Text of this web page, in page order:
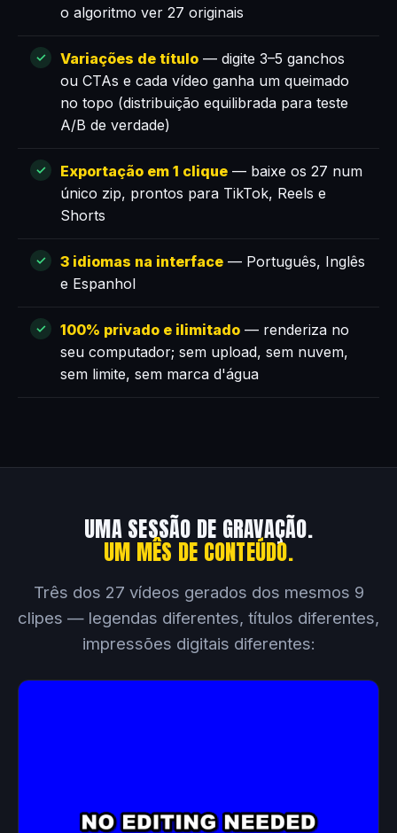
o algoritmo ver 27 originais
Variações de título — digite 3–5 ganchos
ou CTAs e cada vídeo ganha um queimado
no topo (distribuição equilibrada para teste
A/B de verdade)
Exportação em 1 clique — baixe os 27 num
único zip, prontos para TikTok, Reels e
Shorts
3 idiomas na interface — Português, Inglês
e Espanhol
100% privado e ilimitado — renderiza no
seu computador; sem upload, sem nuvem,
sem limite, sem marca d'água
UMA SESSÃO DE GRAVAÇÃO.
UM MÊS DE CONTEÚDO.
Três dos 27 vídeos gerados dos mesmos 9
clipes — legendas diferentes, títulos diferentes,
impressões digitais diferentes: